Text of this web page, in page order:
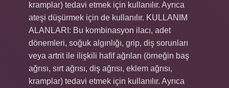
kramplar) tedavi etmek için kullanılır. Ayrıca
ateşi düşürmek için de kullanılır. KULLANIM
ALANLARI: Bu kombinasyon ilacı, adet
dönemleri, soğuk algınlığı, grip, diş sorunları
veya artrit ile ilişkili hafif ağrıları (örneğin baş
ağrısı, sırt ağrısı, diş ağrısı, eklem ağrısı,
kramplar) tedavi etmek için kullanılır. Ayrıca